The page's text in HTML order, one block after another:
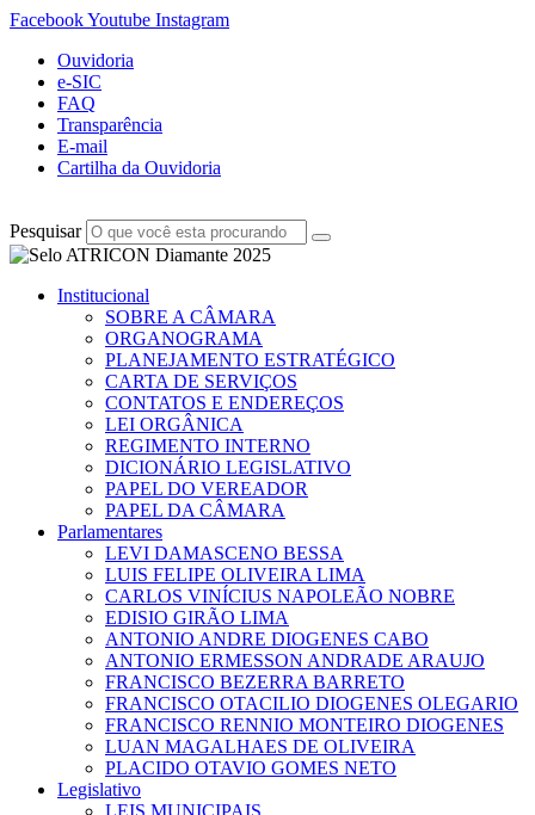
FacebookYoutube Instagram
Ouvidoria
e-SIC
FAQ
Transparência
E-mail
Cartilha da Ouvidoria
Pesquisar
Institucional
SOBRE A CÂMARA
ORGANOGRAMA
PLANEJAMENTO ESTRATÉGICO
CARTA DE SERVIÇOS
CONTATOS E ENDEREÇOS
LEI ORGÂNICA
REGIMENTO INTERNO
DICIONÁRIO LEGISLATIVO
PAPEL DO VEREADOR
PAPEL DA CÂMARA
Parlamentares
LEVI DAMASCENO BESSA
LUIS FELIPE OLIVEIRA LIMA
CARLOS VINÍCIUS NAPOLEÃO NOBRE
EDISIO GIRÃO LIMA
ANTONIO ANDRE DIOGENES CABO
ANTONIO ERMESSON ANDRADE ARAUJO
FRANCISCO BEZERRA BARRETO
FRANCISCO OTACILIO DIOGENES OLEGARIO
FRANCISCO RENNIO MONTEIRO DIOGENES
LUAN MAGALHAES DE OLIVEIRA
PLACIDO OTAVIO GOMES NETO
Legislativo
LEIS MUNICIPAIS